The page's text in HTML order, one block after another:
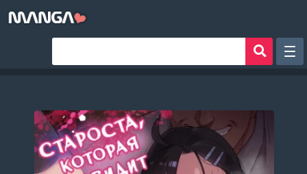
Авторы
Аниме хентай